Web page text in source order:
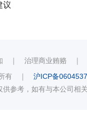
议
｜ 治理商业贿赂
有 ｜ 沪ICP备
参考，如有与本公司相